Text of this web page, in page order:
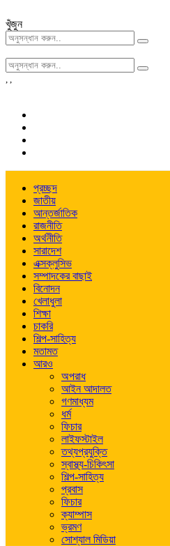
খুঁজুন
, ,
প্রচ্ছদ
জাতীয়
আন্তর্জাতিক
রাজনীতি
অর্থনীতি
সারাদেশ
এক্সক্লুসিভ
সম্পাদকের বাছাই
বিনোদন
খেলাধুলা
শিক্ষা
চাকরি
শিল্প-সাহিত্য
মতামত
আরও
অপরাধ
আইন আদালত
গণমাধ্যম
ধর্ম
ফিচার
লাইফস্টাইল
তথ্যপ্রযুক্তি
স্বাস্থ্য-চিকিৎসা
শিল্প-সাহিত্য
প্রবাস
ফিচার
ক্যাম্পাস
ভ্রমণ
সোশ্যাল মিডিয়া